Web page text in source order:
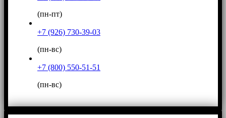
(пн-пт)
+7 (926) 730-39-03
(пн-вс)
+7 (800) 550-51-51
(пн-вс)